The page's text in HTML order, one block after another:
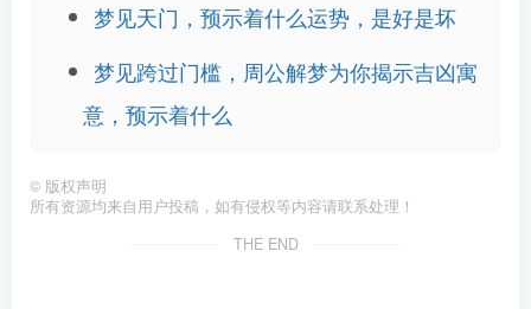
梦见天门，预示着什么运势，是好是坏
梦见跨过门槛，周公解梦为你揭示吉凶寓
意，预示着什么
© 版权声明
所有资源均来自用户投稿，如有侵权等内容请联系处理！
THE END